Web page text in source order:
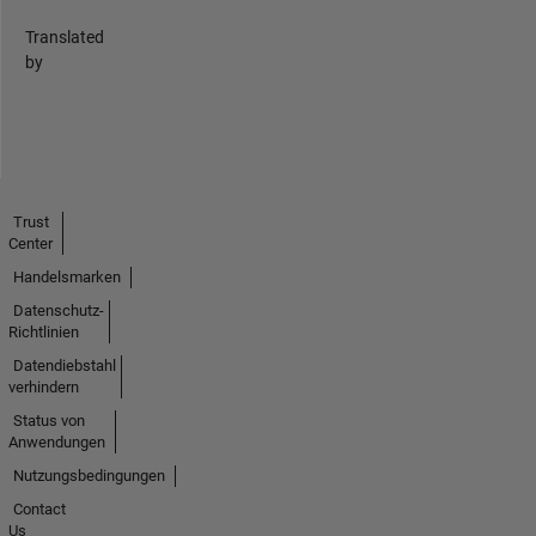
Translated
by
Trust
Center
Handelsmarken
Datenschutz-
Richtlinien
Datendiebstahl
verhindern
Status von
Anwendungen
Nutzungsbedingungen
Contact
Us